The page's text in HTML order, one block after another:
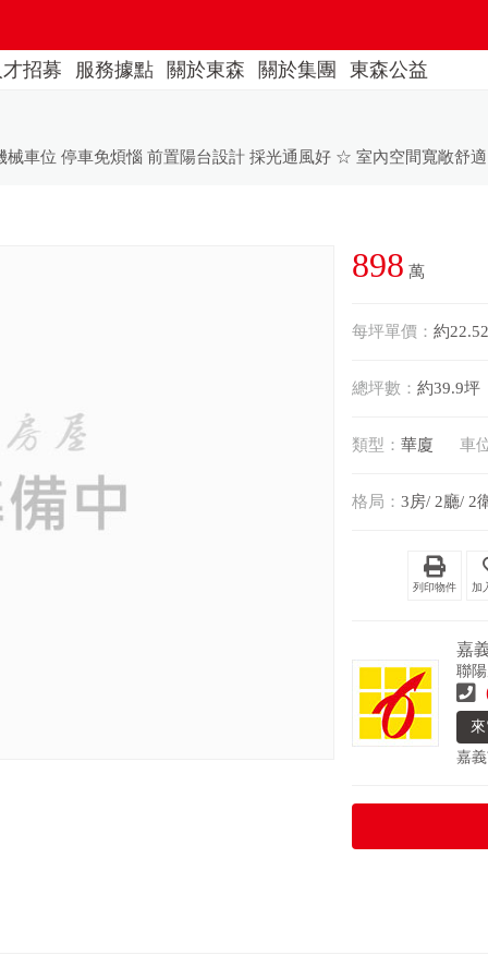
招募 服務據點 關於東森 關於集團 東森公益
898 萬
每坪單價： 約
總坪數： 約39.9坪
類型： 華廈 車
格局： 3房/ 2廳/ 2
列印物件
嘉
聯
嘉